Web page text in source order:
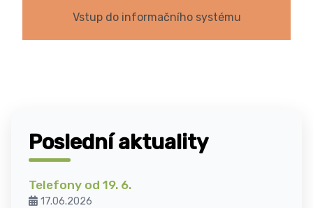
Vstup do informačního systému
Poslední aktuality
Telefony od 19. 6.
17.06.2026